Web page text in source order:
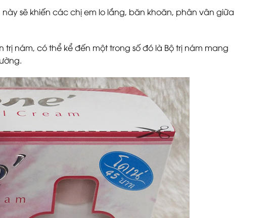
sẽ khiến các chị em lo lắng, băn khoăn, phân vân giữa
nám, có thể kể đến một trong số đó là Bộ trị nám mang